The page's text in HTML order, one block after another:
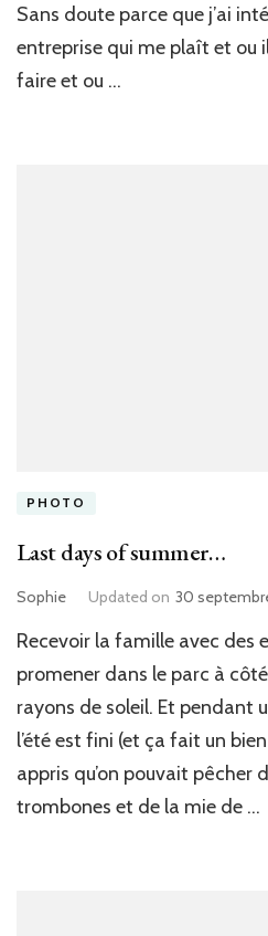
Sans doute parce que j’ai
entreprise qui me plaît et ou
faire et ou …
PHOTO
Last days of summer…
Sophie Updated on 30
Recevoir la famille avec des
promener dans le parc à
rayons de soleil. Et pendant
l’été est fini (et ça fait un
appris qu’on pouvait pêcher
trombones et de la mie de …